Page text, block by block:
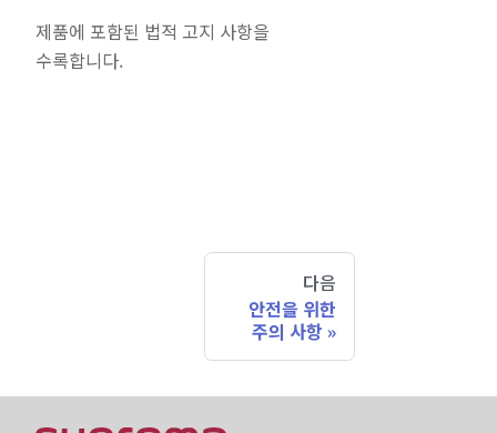
제품에 포함된 법적 고지 사항을
수록합니다.
다음
안전을 위한
주의 사항